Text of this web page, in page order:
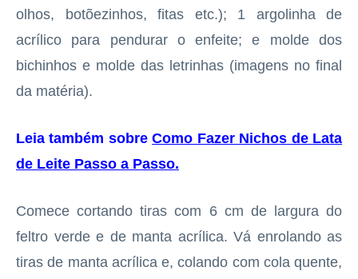
olhos, botõezinhos, fitas etc.); 1 argolinha de
acrílico para pendurar o enfeite; e molde dos
bichinhos e molde das letrinhas (imagens no final
da matéria).
Leia também sobreComo Fazer Nichos de Lata
de Leite Passo a Passo.
Comece cortando tiras com 6 cm de largura do
feltro verde e de manta acrílica. Vá enrolando as
tiras de manta acrílica e, colando com cola quente,